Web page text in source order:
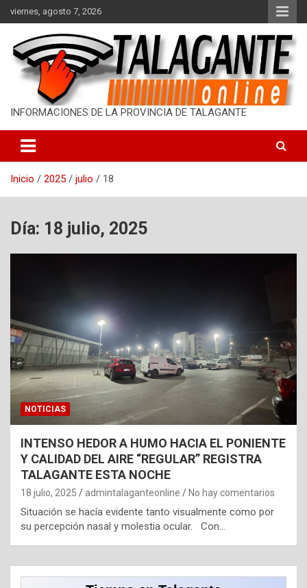
a
t
n
viernes, agosto 7, 2026
INFORMACIONES DE LA PROVINCIA DE TALAGANTE
Inicio 2025 julio 18
Día: 18 julio, 2025
NOTICIAS
INTENSO HEDOR A HUMO HACIA EL PONIENTE
Y CALIDAD DEL AIRE “REGULAR” REGISTRA
TALAGANTE ESTA NOCHE
18 julio, 2025 admintalaganteonline No hay comentarios
Situación se hacía evidente tanto visualmente como por
su percepción nasal y molestia ocular. Con…